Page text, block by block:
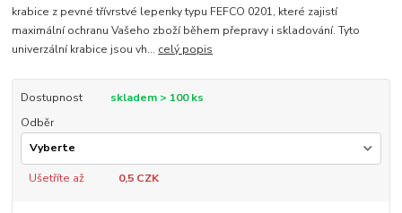
krabice z pevné třívrstvé lepenky typu FEFCO 0201, které zajistí
maximální ochranu Vašeho zboží během přepravy i skladování. Tyto
univerzální krabice jsou vh... celý popis
Dostupnost
skladem > 100 ks
Odběr
Ušetříte až 0,5 CZK